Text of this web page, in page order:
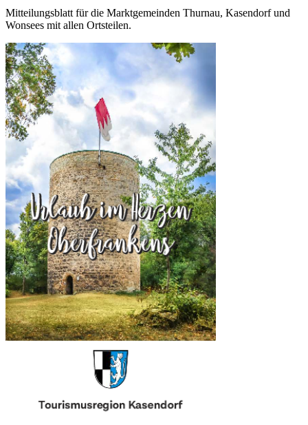
Mitteilungsblatt für die Marktgemeinden Thurnau, Kasendorf und
Wonsees mit allen Ortsteilen.